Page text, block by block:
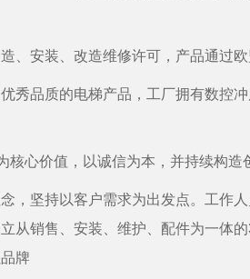
、安装、改造维修许可，产品通过
秀品质的电梯产品，工厂拥有数控
核心价值，以诚信为本，并持续构
，坚持以客户需求为出发点。工作
从销售、安装、维护、配件为一体
牌